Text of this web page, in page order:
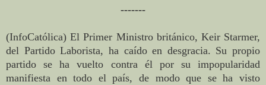
-------
(InfoCatólica) El Primer Ministro británico, Keir Starmer,
del Partido Laborista, ha caído en desgracia. Su propio
partido se ha vuelto contra él por su impopularidad
manifiesta en todo el país, de modo que se ha visto